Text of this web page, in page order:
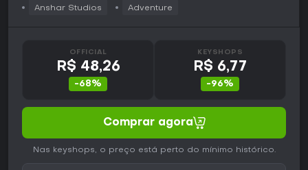
Anshar Studios Adventure
OFFICIAL
R$ 48,26
-68%
KEYSHOPS
R$ 6,77
-96%
Comprar agora
Nas keyshops, o preço está perto do mínimo histórico.